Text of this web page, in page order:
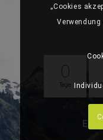
0
Tage
„Cookies
Verwendung